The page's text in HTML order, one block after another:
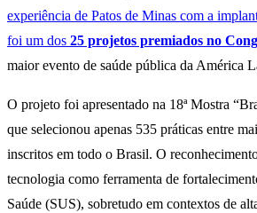
experiência de Patos de Minas com a
foi um dos 25 projetos premiados no
maior evento de saúde pública da América
O projeto foi apresentado na 18ª Mostra
que selecionou apenas 535 práticas entre
inscritos em todo o Brasil. O
tecnologia como ferramenta de
Saúde (SUS), sobretudo em contextos de